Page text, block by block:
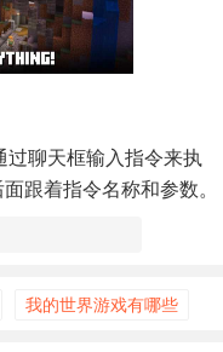
聊天框输入指令来执
跟着指令名称和参数。
即可执行。指令的效
助系统或查阅相关攻
我的世界游戏有哪些